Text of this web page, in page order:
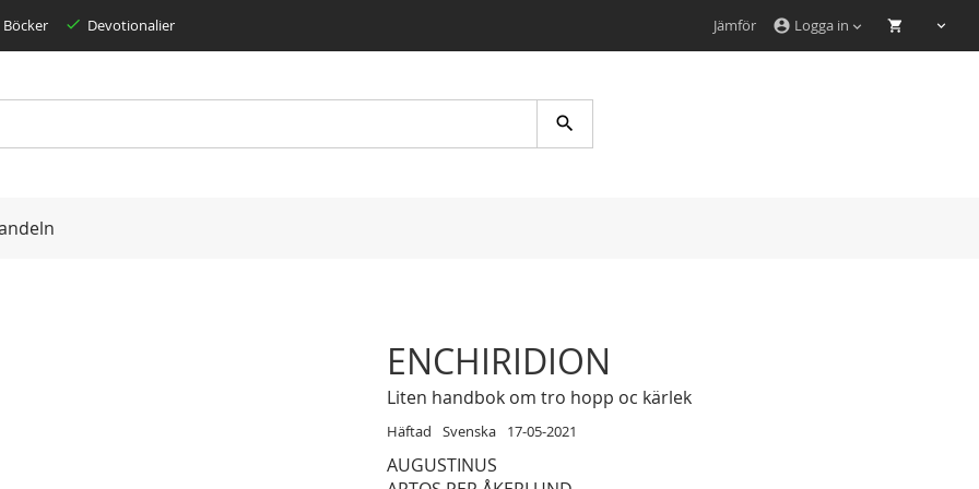
account_circle Logga in
Jämför
Böcker Devotionalier
ENCHIRIDION
Liten handbok om tro hopp oc kärlek
Häftad Svenska 17-05-2021
AUGUSTINUS